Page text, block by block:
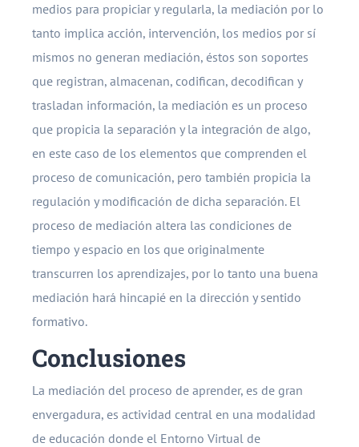
medios para propiciar y regularla, la mediación por lo
tanto implica acción, intervención, los medios por sí
mismos no generan mediación, éstos son soportes
que registran, almacenan, codifican, decodifican y
trasladan información, la mediación es un proceso
que propicia la separación y la integración de algo,
en este caso de los elementos que comprenden el
proceso de comunicación, pero también propicia la
regulación y modificación de dicha separación. El
proceso de mediación altera las condiciones de
tiempo y espacio en los que originalmente
transcurren los aprendizajes, por lo tanto una buena
mediación hará hincapié en la dirección y sentido
formativo.
Conclusiones
La mediación del proceso de aprender, es de gran
envergadura, es actividad central en una modalidad
de educación donde el Entorno Virtual de